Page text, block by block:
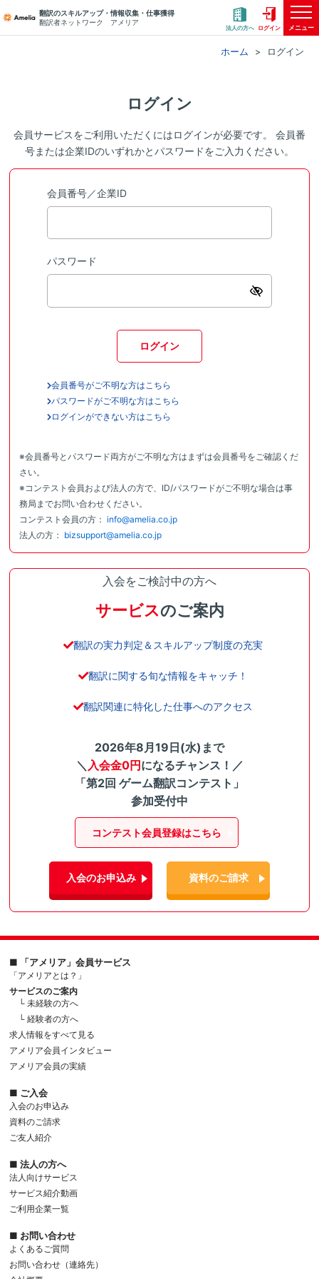
翻訳のスキルアップ・情報収集・仕事獲得
翻訳者ネットワーク アメリア
法人の方へ ログイン メニュー
ホーム ログイン
ログイン
会員サービスをご利用いただくにはログインが必要です。 会員番
号または企業IDのいずれかとパスワードをご入力ください。
会員番号／企業ID
パスワード
ログイン
会員番号がご不明な方はこちら
パスワードがご不明な方はこちら
ログインができない方はこちら
※会員番号とパスワード両方がご不明な方はまずは会員番号をご確認くだ
さい。
※コンテスト会員および法人の方で、ID/パスワードがご不明な場合は事
務局までお問い合わせください。
コンテスト会員の方： info@amelia.co.jp
法人の方： bizsupport@amelia.co.jp
入会をご検討中の方へ
サービスのご案内
翻訳の実力判定＆スキルアップ制度の充実
翻訳に関する旬な情報をキャッチ！
翻訳関連に特化した仕事へのアクセス
2026年8月19日(水)まで
＼ 入会金0円になるチャンス！／
「第2回 ゲーム翻訳コンテスト」
参加受付中
コンテスト会員登録はこちら
入会のお申込み 資料のご請求
■ 「アメリア」会員サービス
「アメリアとは？」
サービスのご案内
└ 未経験の方へ
└ 経験者の方へ
求人情報をすべて見る
アメリア会員インタビュー
アメリア会員の実績
■ ご入会
入会のお申込み
資料のご請求
ご友人紹介
■ 法人の方へ
法人向けサービス
サービス紹介動画
ご利用企業一覧
■ お問い合わせ
よくあるご質問
お問い合わせ（連絡先）